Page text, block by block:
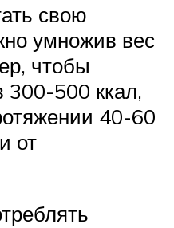
свою
умножив вес
чтобы
300-500 ккал,
40-60
от